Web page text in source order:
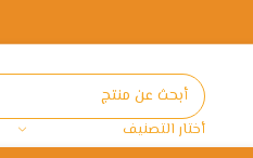
أختار التصنيف